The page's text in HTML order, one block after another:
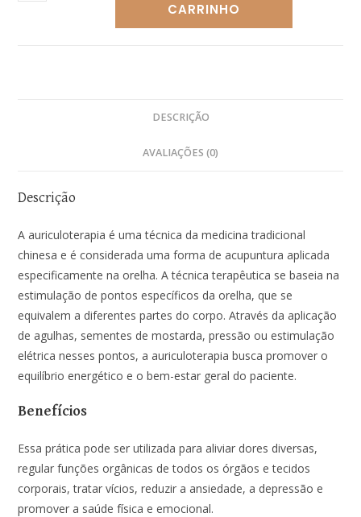
CARRINHO
DESCRIÇÃO
AVALIAÇÕES (0)
Descrição
A auriculoterapia é uma técnica da medicina tradicional
chinesa e é considerada uma forma de acupuntura aplicada
especificamente na orelha. A técnica terapêutica se baseia na
estimulação de pontos específicos da orelha, que se
equivalem a diferentes partes do corpo. Através da aplicação
de agulhas, sementes de mostarda, pressão ou estimulação
elétrica nesses pontos, a auriculoterapia busca promover o
equilíbrio energético e o bem-estar geral do paciente.
Benefícios
Essa prática pode ser utilizada para aliviar dores diversas,
regular funções orgânicas de todos os órgãos e tecidos
corporais, tratar vícios, reduzir a ansiedade, a depressão e
promover a saúde física e emocional.